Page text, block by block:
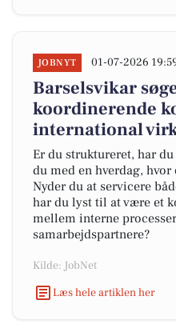
JOBNYT 01-07-2026
Barselsvikar
koordinerende
international
Er du struktureret, har
du med en hverdag,
Nyder du at servicere
har du lyst til at være et
mellem interne
samarbejdspartnere?
Kilde: JobNet
Læs hele artiklen her